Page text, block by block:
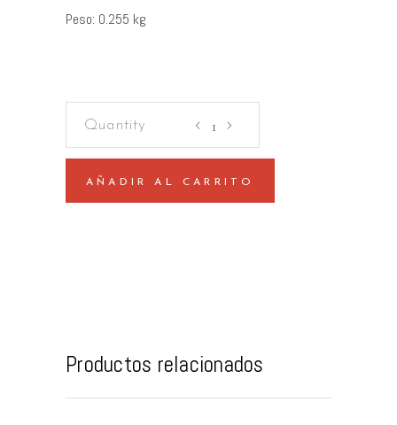
Peso 0.255 kg
poder
AÑADIR AL CARRITO
Productos relacionados